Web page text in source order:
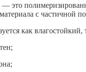
это
c чаcтичной
как